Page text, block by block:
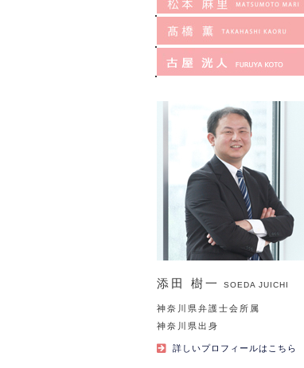
添田 樹一 SOEDA JUICHI
神奈川県弁護士会所属
神奈川県出身
詳しいプロフィールはこちら